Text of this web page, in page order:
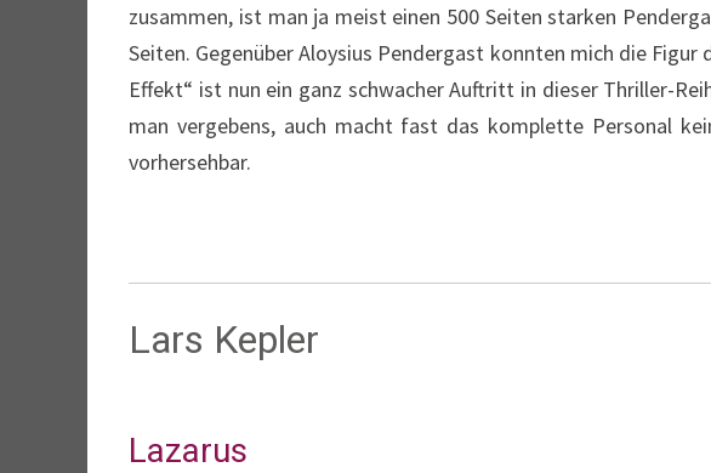
zusammen, ist man ja meist einen 500 Seiten starken
Seiten. Gegenüber Aloysius Pendergast konnten mich die
Effekt“ ist nun ein ganz schwacher Auftritt in dieser Thriller-
man vergebens, auch macht fast das komplette Personal
vorhersehbar.
Lars Kepler
Lazarus